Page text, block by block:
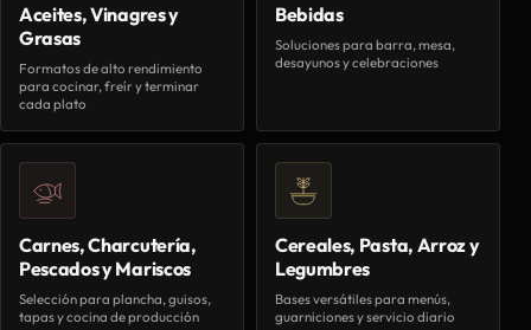
Aceites, Vinagres y
Grasas
Formatos de alto rendimiento
para cocinar, freír y terminar
cada plato
Bebidas
Soluciones para barra, mesa,
desayunos y celebraciones
Carnes, Charcutería,
Pescados y Mariscos
Selección para plancha, guisos,
tapas y cocina de producción
Cereales, Pasta, Arroz y
Legumbres
Bases versátiles para menús,
guarniciones y servicio diario